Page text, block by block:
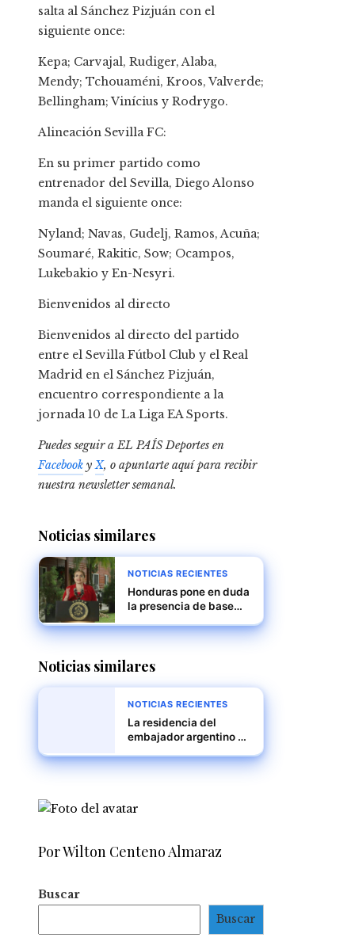
salta al Sánchez Pizjuán con el
siguiente once:
Kepa; Carvajal, Rudiger, Alaba,
Mendy; Tchouaméni, Kroos, Valverde;
Bellingham; Vinícius y Rodrygo.
Alineación Sevilla FC:
En su primer partido como
entrenador del Sevilla, Diego Alonso
manda el siguiente once:
Nyland; Navas, Gudelj, Ramos, Acuña;
Soumaré, Rakitic, Sow; Ocampos,
Lukebakio y En-Nesyri.
Bienvenidos al directo
Bienvenidos al directo del partido
entre el Sevilla Fútbol Club y el Real
Madrid en el Sánchez Pizjuán,
encuentro correspondiente a la
jornada 10 de La Liga EA Sports.
Puedes seguir a EL PAÍS Deportes en
Facebook yX, o apuntarte aquí para recibir
nuestra newsletter semanal.
Noticias similares
NOTICIAS RECIENTES
Honduras pone en duda
la presencia de base
posible ola de
Noticias similares
NOTICIAS RECIENTES
La residencia del
embajador argentino en
bajo asedio
Por Wilton Centeno Almaraz
Buscar
Buscar